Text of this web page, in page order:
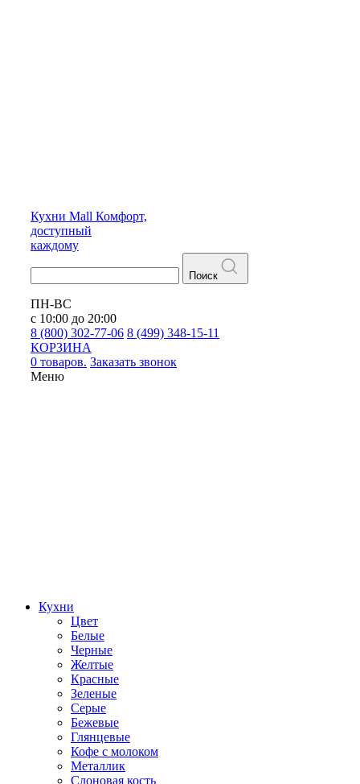
Кухни Mall Комфорт,
доступный
каждому
Поиск
ПН-ВС
с 10:00 до 20:00
8 (800) 302-77-06 8 (499) 348-15-11
КОРЗИНА
0 товаров. Заказать звонок
Меню
Кухни
Цвет
Белые
Черные
Желтые
Красные
Зеленые
Серые
Бежевые
Глянцевые
Кофе с молоком
Металлик
Слоновая кость